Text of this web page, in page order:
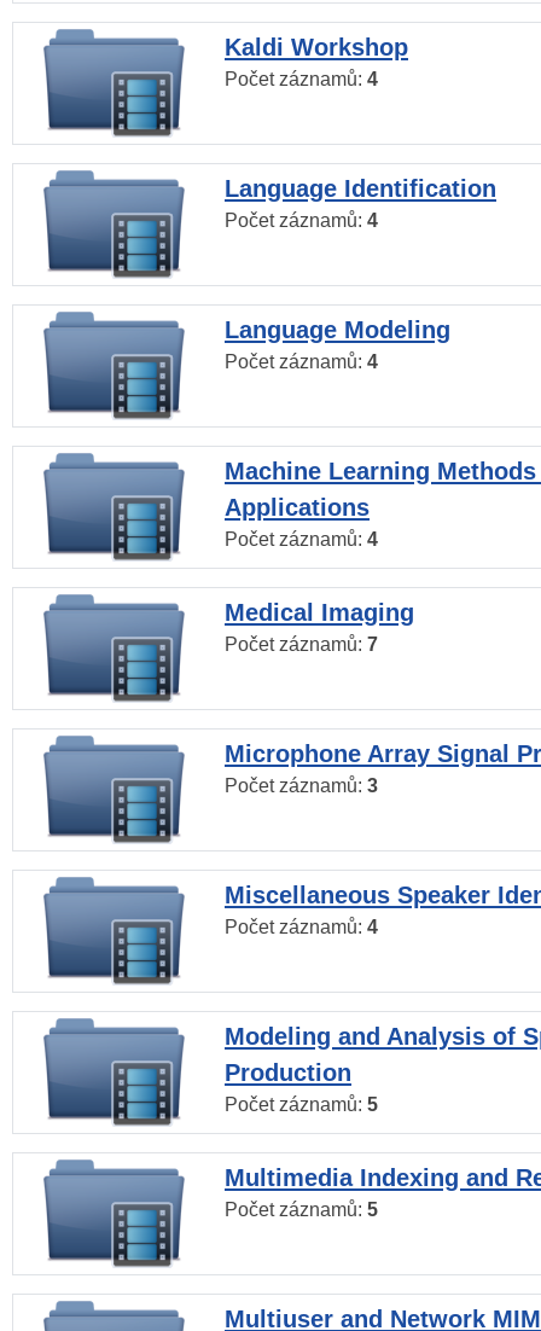
Kaldi Workshop
Počet záznamů: 4
Language Identification
Počet záznamů: 4
Language Modeling
Počet záznamů: 4
Machine Learning
Applications
Počet záznamů: 4
Medical Imaging
Počet záznamů: 7
Microphone Array Signal
Počet záznamů: 3
Miscellaneous Speaker
Počet záznamů: 4
Modeling and Analysis of
Production
Počet záznamů: 5
Multimedia Indexing and
Počet záznamů: 5
Multiuser and Network